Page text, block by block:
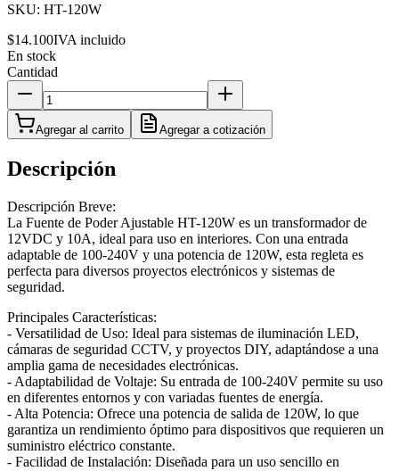
SKU: HT-120W
$14.100IVA incluido
En stock
Cantidad
Agregar al carrito Agregar a cotización
Descripción
Descripción Breve:
La Fuente de Poder Ajustable HT-120W es un transformador de
12VDC y 10A, ideal para uso en interiores. Con una entrada
adaptable de 100-240V y una potencia de 120W, esta regleta es
perfecta para diversos proyectos electrónicos y sistemas de
seguridad.
Principales Características:
- Versatilidad de Uso: Ideal para sistemas de iluminación LED,
cámaras de seguridad CCTV, y proyectos DIY, adaptándose a una
amplia gama de necesidades electrónicas.
- Adaptabilidad de Voltaje: Su entrada de 100-240V permite su uso
en diferentes entornos y con variadas fuentes de energía.
- Alta Potencia: Ofrece una potencia de salida de 120W, lo que
garantiza un rendimiento óptimo para dispositivos que requieren un
suministro eléctrico constante.
- Facilidad de Instalación: Diseñada para un uso sencillo en